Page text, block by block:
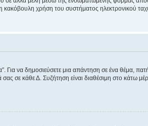
η κακόβουλη χρήση του συστήματος ηλεκτρονικού
να δημοσιεύσετε μια απάντηση σε ένα θέμα,
σε κάθε Δ. Συζήτηση είναι διαθέσιμη στο κάτω